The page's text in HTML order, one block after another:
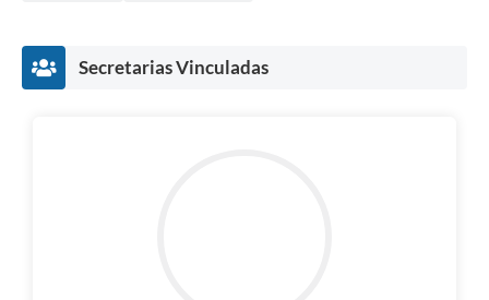
Secretarias Vinculadas